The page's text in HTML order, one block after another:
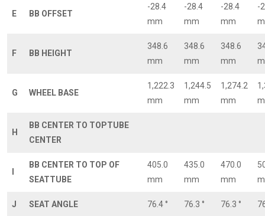
E BB OFFSET
-28.4
mm
-28.4
mm
-28.4
mm
-
F BB HEIGHT
348.6
mm
348.6
mm
348.6
mm
G WHEEL BASE
1,222.3
mm
1,244.5
mm
1,274.2
mm
H
BB CENTER TO TOPTUBE
CENTER
BB CENTER TO TOP OF
SEATTUBE
405.0
mm
435.0
mm
470.0
mm
J SEAT ANGLE 76.4 ° 76.3 ° 76.3 °